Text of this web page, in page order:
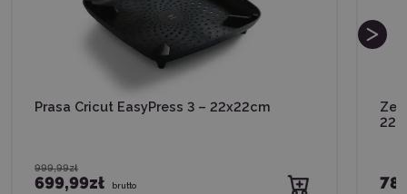
Prasa Cricut EasyPress 3 – 22x22cm
999,99zł
699,99zł brutto